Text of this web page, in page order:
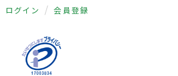
ログイン 会員登録